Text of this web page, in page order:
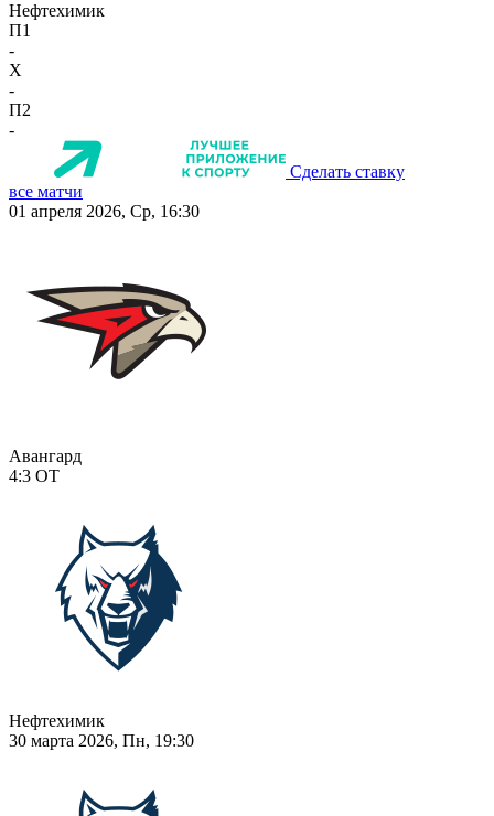
Нефтехимик
П1
-
X
-
П2
-
Сделать ставку
все матчи
01 апреля 2026, Ср, 16:30
Авангард
4:3 ОТ
Нефтехимик
30 марта 2026, Пн, 19:30